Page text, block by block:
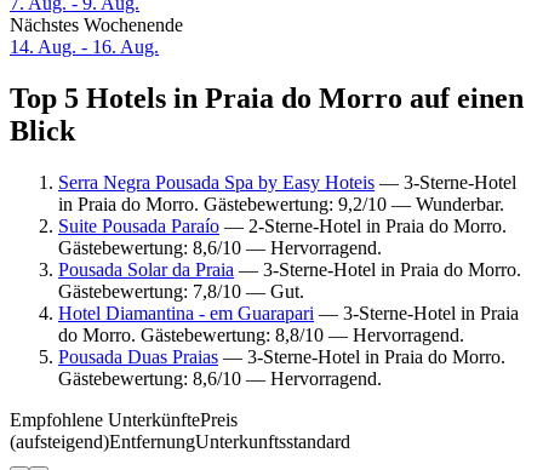
Nächstes Wochenende
14. Aug. - 16. Aug.
Top 5 Hotels in Praia do Morro auf einen
Blick
Serra Negra Pousada Spa by Easy Hoteis — 3-Sterne-Hotel
in Praia do Morro. Gästebewertung: 9,2/10 — Wunderbar.
Suite Pousada Paraío — 2-Sterne-Hotel in Praia do Morro.
Gästebewertung: 8,6/10 — Hervorragend.
Pousada Solar da Praia — 3-Sterne-Hotel in Praia do Morro.
Gästebewertung: 7,8/10 — Gut.
Hotel Diamantina - em Guarapari — 3-Sterne-Hotel in Praia
do Morro. Gästebewertung: 8,8/10 — Hervorragend.
Pousada Duas Praias — 3-Sterne-Hotel in Praia do Morro.
Gästebewertung: 8,6/10 — Hervorragend.
Empfohlene UnterkünftePreis
(aufsteigend)EntfernungUnterkunftsstandard